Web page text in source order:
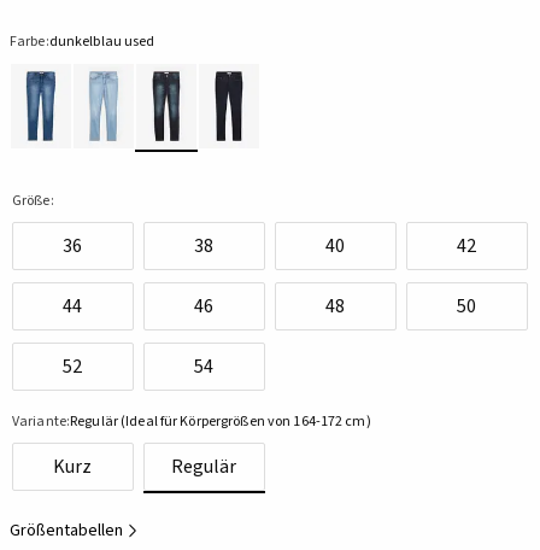
Farbe:dunkelblau used
Größe:
36 38 40 42
44 46 48 50
52 54
Variante:Regulär (Ideal für Körpergrößen von 164-172 cm)
Kurz Regulär
Größentabellen